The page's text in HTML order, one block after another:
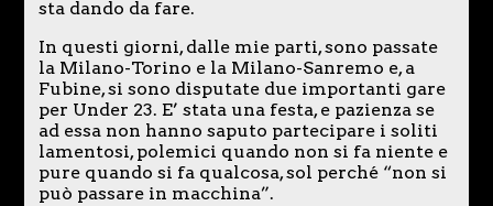
sta dando da fare.
In questi giorni, dalle mie parti, sono passate
la Milano-Torino e la Milano-Sanremo e, a
Fubine, si sono disputate due importanti gare
per Under 23. E’ stata una festa, e pazienza se
ad essa non hanno saputo partecipare i soliti
lamentosi, polemici quando non si fa niente e
pure quando si fa qualcosa, sol perché “non si
può passare in macchina”.